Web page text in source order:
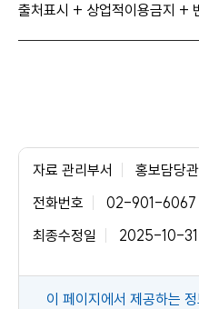
출처표시 + 상업적이용금지 +
자료 관리부서
홍보담당관
전화번호
02-901-6067
최종수정일
2025-10-31
콘
이 페이지에서 제공하는